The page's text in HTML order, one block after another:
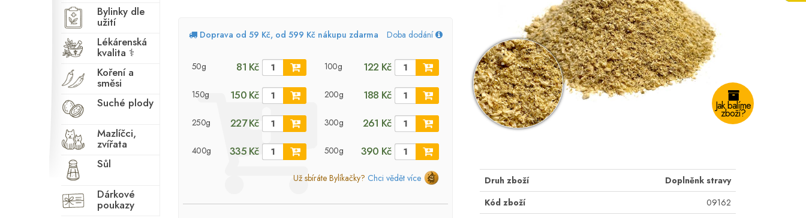
Bylinky dle
užití
Lékárenská
kvalita ⚕
Koření a
směsi
Suché plody
Mazlíčci,
zvířata
Sůl
Dárkové
poukazy
Doprava od 59 Kč, od 599 Kč nákupu zdarma Doba dodání
50g 81 Kč 100g 122 Kč
150g 150 Kč 200g 188 Kč
250g 227 Kč 300g 261 Kč
400g 335 Kč 500g 390 Kč
Už sbíráte Bylíkačky? Chci vědět více
Jak balíme
zboží?
Druh zboží
Doplněnk stravy
Kód zboží
09162